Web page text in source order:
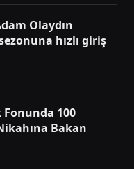
Olaydın
hızlı giriş
Fonunda 100
Bakan